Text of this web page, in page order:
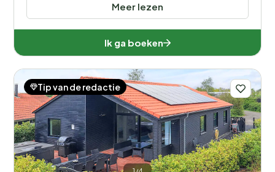
Meer lezen
Ik ga boeken
Tip van de redactie